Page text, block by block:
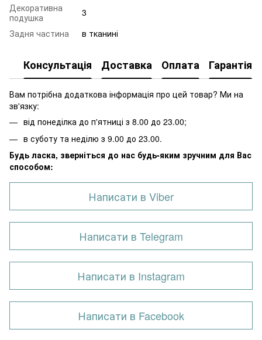
Декоративна
подушка
3
Задня частина
в тканині
Консультація Доставка Оплата Гарантія
Вам потрібна додаткова інформація про цей товар? Ми на
зв'язку:
від понеділка до п'ятниці з 8.00 до 23.00;
в суботу та неділю з 9.00 до 23.00.
Будь ласка, зверніться до нас будь-яким зручним для Вас
способом:
Написати в Viber
Написати в Telegram
Написати в Instagram
Написати в Facebook